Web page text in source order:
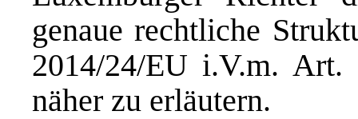
genaue rechtliche
2014/24/EU i.V.m.
näher zu erläutern.